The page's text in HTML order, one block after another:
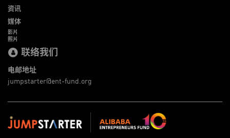
资讯
媒体
影片
照片
联络我们
电邮地址
jumpstarter@ent-fund.org